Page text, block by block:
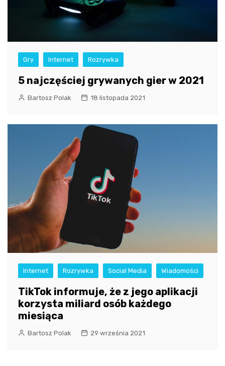
Gry Internet Rozrywka
5 najczęściej grywanych gier w 2021
Bartosz Polak 18 listopada 2021
Internet Rozrywka Social Media Wiadomości
TikTok informuje, że z jego aplikacji
korzysta miliard osób każdego
miesiąca
Bartosz Polak 29 września 2021